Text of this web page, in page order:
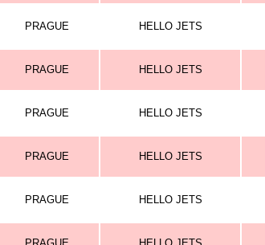
PRAGUE HELLO JETS
PRAGUE HELLO JETS
PRAGUE HELLO JETS
PRAGUE HELLO JETS
PRAGUE HELLO JETS